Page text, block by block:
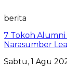
berita
7 Tokoh
Narasumber
Sabtu, 1 Agu